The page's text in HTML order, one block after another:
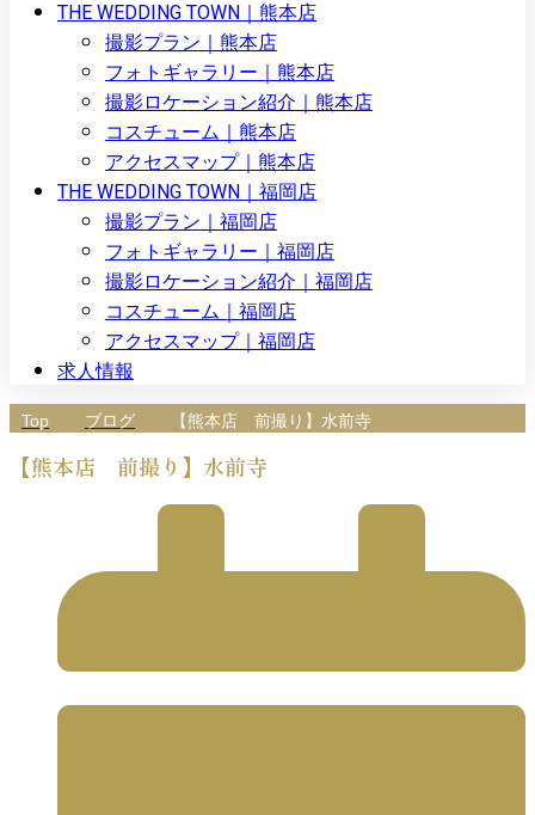
THE WEDDING TOWN｜熊本店
撮影プラン｜熊本店
フォトギャラリー｜熊本店
撮影ロケーション紹介｜熊本店
コスチューム｜熊本店
アクセスマップ｜熊本店
THE WEDDING TOWN｜福岡店
撮影プラン｜福岡店
フォトギャラリー｜福岡店
撮影ロケーション紹介｜福岡店
コスチューム｜福岡店
アクセスマップ｜福岡店
求人情報
Top ブログ 【熊本店 前撮り】水前寺
【熊本店 前撮り】水前寺